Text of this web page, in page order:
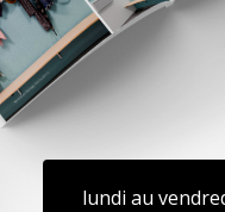
lundi au